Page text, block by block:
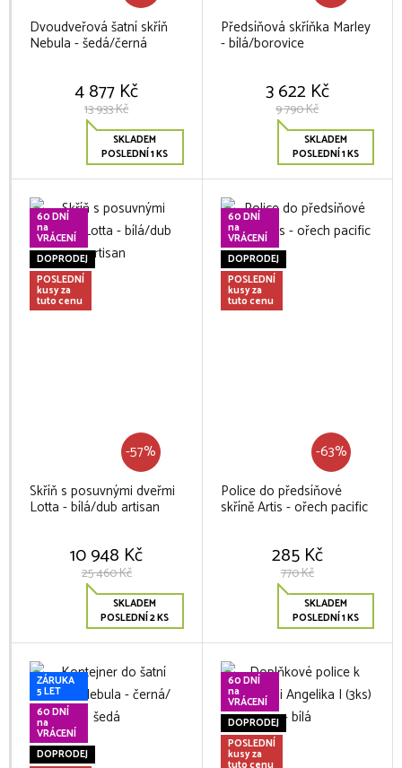
Dvoudveřová šatní skříň
Nebula - šedá/černá
4 877 Kč
13 933 Kč
SKLADEM
POSLEDNÍ 1 KS
Předsíňová skříňka Marley
- bílá/borovice
3 622 Kč
9 790 Kč
SKLADEM
POSLEDNÍ 1 KS
60 DNÍ
na
VRÁCENÍ
DOPRODEJ
POSLEDNÍ
kusy za
tuto cenu
-57%
Skříň s posuvnými dveřmi
Lotta - bílá/dub artisan
10 948 Kč
25 460 Kč
SKLADEM
POSLEDNÍ 2 KS
60 DNÍ
na
VRÁCENÍ
DOPRODEJ
POSLEDNÍ
kusy za
tuto cenu
-63%
Police do předsíňové
skříně Artis - ořech pacific
285 Kč
770 Kč
SKLADEM
POSLEDNÍ 1 KS
ZÁRUKA
5 LET
60 DNÍ
na
VRÁCENÍ
DOPRODEJ
60 DNÍ
na
VRÁCENÍ
DOPRODEJ
POSLEDNÍ
kusy za